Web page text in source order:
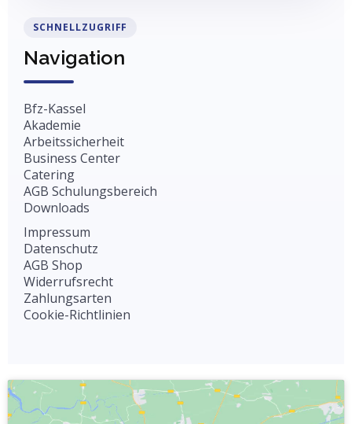
SCHNELLZUGRIFF
Navigation
Bfz-Kassel
Akademie
Arbeitssicherheit
Business Center
Catering
AGB Schulungsbereich
Downloads
Impressum
Datenschutz
AGB Shop
Widerrufsrecht
Zahlungsarten
Cookie-Richtlinien